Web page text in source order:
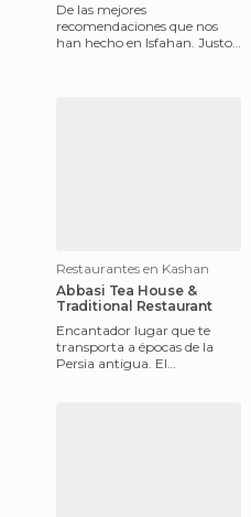
De las mejores
recomendaciones que nos
han hecho en Isfahan. Justo
Restaurantes en Kashan
Abbasi Tea House &
Traditional Restaurant
Encantador lugar que te
transporta a épocas de la
Persia antigua. El